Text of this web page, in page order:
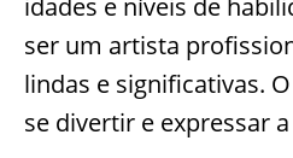
idades e níveis de
ser um artista
lindas e significativas.
se divertir e expressar